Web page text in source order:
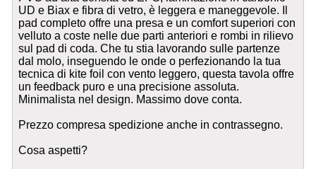
UD e Biax e fibra di vetro, è leggera e maneggevole. Il
pad completo offre una presa e un comfort superiori con
velluto a coste nelle due parti anteriori e rombi in rilievo
sul pad di coda. Che tu stia lavorando sulle partenze
dal molo, inseguendo le onde o perfezionando la tua
tecnica di kite foil con vento leggero, questa tavola offre
un feedback puro e una precisione assoluta.
Minimalista nel design. Massimo dove conta.
Prezzo compresa spedizione anche in contrassegno.
Cosa aspetti?